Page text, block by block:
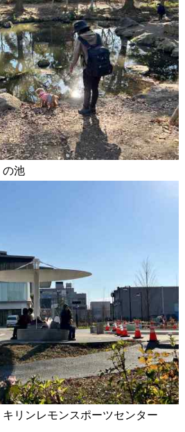
の池
リンレモンスポーツセンター